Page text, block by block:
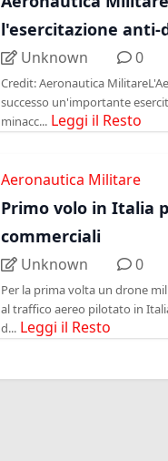
l'esercitazione anti-
Unknown 0
Credit: Aeronautica
successo un'importante
minacc... Leggi il Resto
Aeronautica Militare
Primo volo in Italia
commerciali
Unknown 0
Per la prima volta un drone
al traffico aereo pilotato in
d... Leggi il Resto